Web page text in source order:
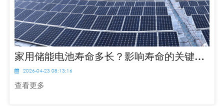
家用储能电池寿命多长？影响寿命的关键因素
2026-04-23 08:13:16
查看更多